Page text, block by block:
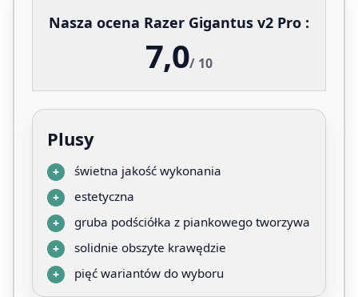
Nasza ocena Razer Gigantus v2 Pro :
7,0/ 10
Plusy
świetna jakość wykonania
estetyczna
gruba podściółka z piankowego tworzywa
solidnie obszyte krawędzie
pięć wariantów do wyboru